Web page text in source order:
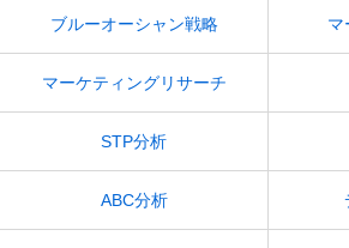
ブルーオーシャン戦略 マ
マーケティングリサーチ
STP分析
ABC分析